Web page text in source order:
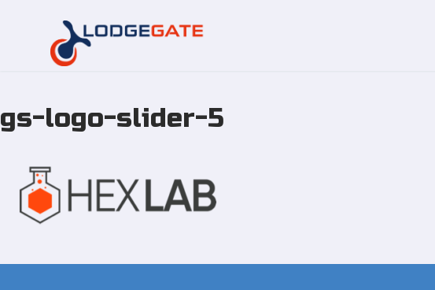
Zum
Inhalt
gs-logo-slider-5